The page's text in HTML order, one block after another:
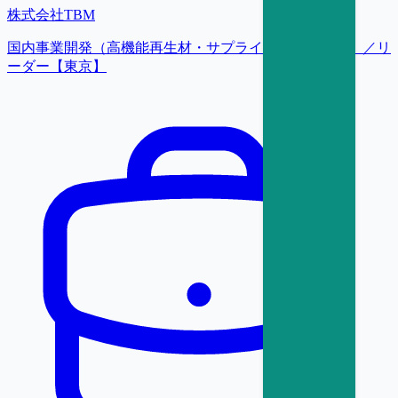
株式会社TBM
国内事業開発（高機能再生材・サプライチェーン構築）／リ
ーダー【東京】